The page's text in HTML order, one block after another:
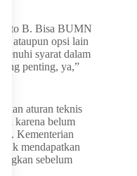
B to B. Bisa BUMN
ataupun opsi lain
syarat dalam
penting, ya,”
aturan teknis
karena belum
Kementerian
mendapatkan
sebelum